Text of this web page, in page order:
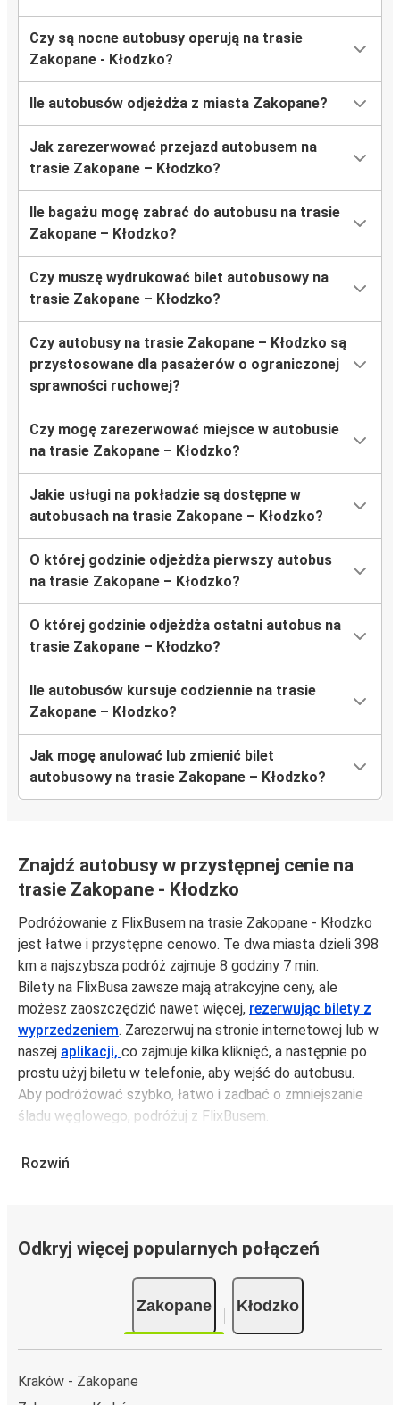
Czy są nocne autobusy operują na trasie
Zakopane - Kłodzko?
Ile autobusów odjeżdża z miasta Zakopane?
Jak zarezerwować przejazd autobusem na
trasie Zakopane – Kłodzko?
Ile bagażu mogę zabrać do autobusu na trasie
Zakopane – Kłodzko?
Czy muszę wydrukować bilet autobusowy na
trasie Zakopane – Kłodzko?
Czy autobusy na trasie Zakopane – Kłodzko są
przystosowane dla pasażerów o ograniczonej
sprawności ruchowej?
Czy mogę zarezerwować miejsce w autobusie
na trasie Zakopane – Kłodzko?
Jakie usługi na pokładzie są dostępne w
autobusach na trasie Zakopane – Kłodzko?
O której godzinie odjeżdża pierwszy autobus
na trasie Zakopane – Kłodzko?
O której godzinie odjeżdża ostatni autobus na
trasie Zakopane – Kłodzko?
Ile autobusów kursuje codziennie na trasie
Zakopane – Kłodzko?
Jak mogę anulować lub zmienić bilet
autobusowy na trasie Zakopane – Kłodzko?
Znajdź autobusy w przystępnej cenie na
trasie Zakopane - Kłodzko
Podróżowanie z FlixBusem na trasie Zakopane - Kłodzko
jest łatwe i przystępne cenowo. Te dwa miasta dzieli 398
km a najszybsza podróż zajmuje 8 godziny 7 min.
Bilety na FlixBusa zawsze mają atrakcyjne ceny, ale
możesz zaoszczędzić nawet więcej, rezerwując bilety z
wyprzedzeniem. Zarezerwuj na stronie internetowej lub w
naszej aplikacji, co zajmuje kilka kliknięć, a następnie po
prostu użyj biletu w telefonie, aby wejść do autobusu.
Aby podróżować szybko, łatwo i zadbać o zmniejszanie
śladu węglowego, podróżuj z FlixBusem.
autobusowym; 69 połączeniami do innych miast i
Miejsce przyjazdu: Kłodzko
Kłodzko – przyjeżdżasz tu pierwszy raz? Oto wszystko,
co musisz wiedzieć:
Rozwiń
Odkryj więcej popularnych połączeń
Zakopane Kłodzko
Kraków - Zakopane